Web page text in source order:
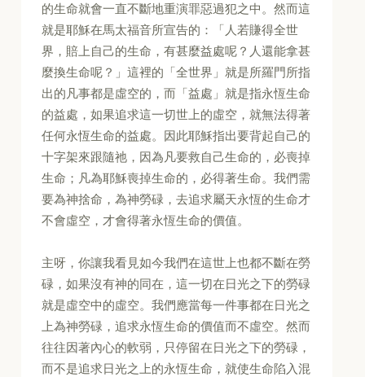
的生命就會一直不斷地重演罪惡過犯之中。然而這
就是耶穌在馬太福音所宣告的：「人若賺得全世
界，賠上自己的生命，有甚麼益處呢？人還能拿甚
麼換生命呢？」這裡的「全世界」就是所羅門所指
出的凡事都是虛空的，而「益處」就是指永恆生命
的益處，如果追求這一切世上的虛空，就無法得著
任何永恆生命的益處。因此耶穌指出要背起自己的
十字架來跟隨祂，因為凡要救自己生命的，必喪掉
生命；凡為耶穌喪掉生命的，必得著生命。我們需
要為神捨命，為神勞碌，去追求屬天永恆的生命才
不會虛空，才會得著永恆生命的價值。
主呀，你讓我看見如今我們在這世上也都不斷在勞
碌，如果沒有神的同在，這一切在日光之下的勞碌
就是虛空中的虛空。我們應當每一件事都在日光之
上為神勞碌，追求永恆生命的價值而不虛空。然而
往往因著內心的軟弱，只停留在日光之下的勞碌，
而不是追求日光之上的永恆生命，就使生命陷入混